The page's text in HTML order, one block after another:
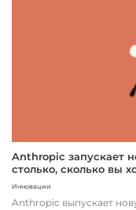
Anthropic запускает
столько, сколько вы
Инновации
Anthropic выпускает